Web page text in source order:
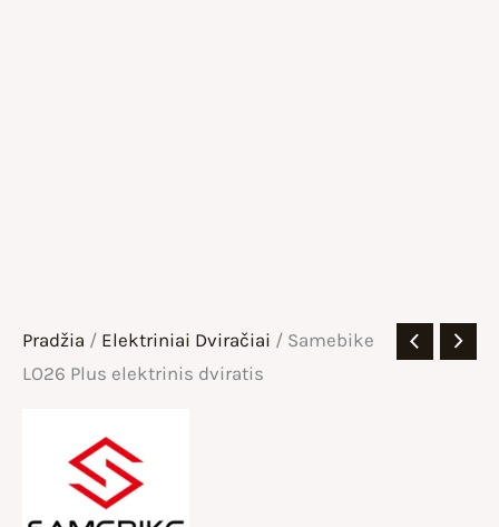
Pradžia / Elektriniai Dviračiai / Samebike
LO26 Plus elektrinis dviratis